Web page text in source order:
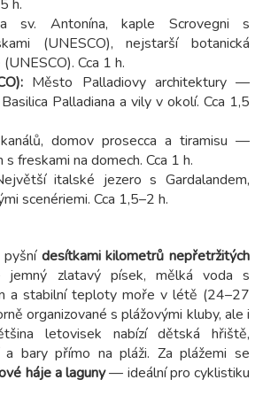
h.
sv. Antonína, kaple Scrovegni s
(UNESCO), nejstarší botanická
Cca 1 h.
Město Palladiovy architektury —
Palladiana a vily v okolí. Cca 1,5
domov prosecca a tiramisu —
freskami na domech. Cca 1 h.
italské jezero s Gardalandem,
scenériemi. Cca 1,5–2 h.
pyšní desítkami kilometrů nepřetržitých
zlatavý písek, mělká voda s
a stabilní teploty moře v létě (24–27
organizované s plážovými kluby, ale i
letovisek nabízí dětská hřiště,
a bary přímo na pláži. Za plážemi se
háje a laguny— ideální pro cyklistiku